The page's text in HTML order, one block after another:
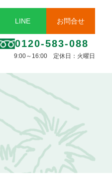
LINE お問合せ
0120-583-088
9:00～16:00 定休日：火曜日